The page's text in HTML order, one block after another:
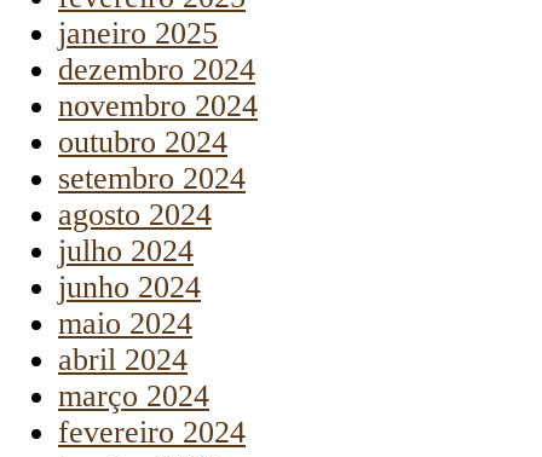
janeiro 2025
dezembro 2024
novembro 2024
outubro 2024
setembro 2024
agosto 2024
julho 2024
junho 2024
maio 2024
abril 2024
março 2024
fevereiro 2024